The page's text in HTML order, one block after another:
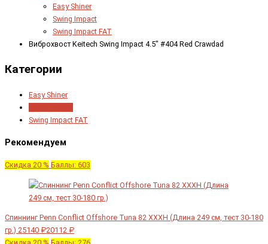
Easy Shiner
Swing Impact
Swing Impact FAT
Виброхвост Keitech Swing Impact 4.5" #404 Red Crawdad
Категории
Easy Shiner
Swing Impact FAT
Рекомендуем
Скидка 20 % Баллы: 603
Спиннинг Penn Conflict Offshore Tuna 82 XXXH (Длина 249 см, тест 30-180
гр.) 25140 ₽20112 ₽